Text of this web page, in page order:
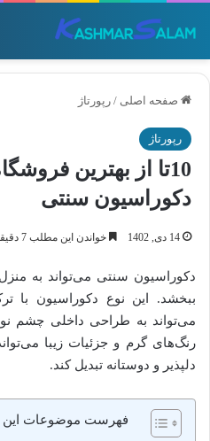
صفحه اصلی / رپورتاژ
رپورتاژ
10تا از بهترین
دکوراسیون سنتی
14 دی, 1402 خواندن این مطلب 7 دقیقه زمان میبرد
دکوراسیون سنتی می‌تواند به
ببخشد. این نوع دکوراسیون با
می‌تواند به طراحی داخلی چشم
رنگ‌های گرم و جزئیات زیبا
دلپذیر و دوستانه تبدیل کند.
فهرست موضوعات